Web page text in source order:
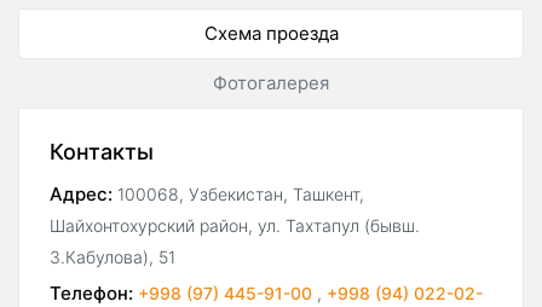
Схема проезда
Фотогалерея
Контакты
Адрес: 100068, Узбекистан, Ташкент,
Шайхонтохурский район, ул. Тахтапул (бывш.
З.Кабулова), 51
Телефон: +998 (97) 445-91-00 , +998 (94) 022-02-